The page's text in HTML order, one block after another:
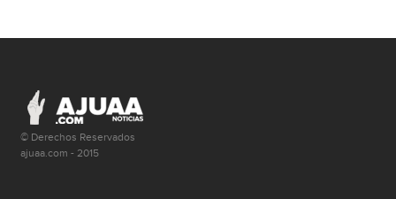
© Derechos Reservados
ajuaa.com - 2015